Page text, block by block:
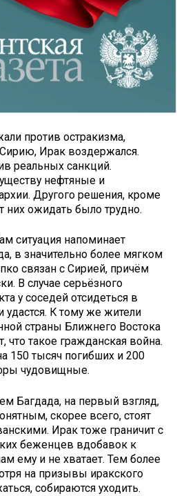
против остракизма,
Ирак воздержался.
реальных санкций.
нефтяные и
Другого решения, кроме
них ожидать было трудно.
ситуация напоминает
в значительно более мягком
связан с Сирией, причём
В случае серьёзного
у соседей отсидеться в
К тому же жители
страны Ближнего Востока
такое гражданская война.
150 тысяч погибших и 200
чудовищные.
Багдада, на первый взгляд,
скорее всего, стоят
Ирак тоже граничит с
беженцев вдобавок к
ему и не хватает. Тем более
на призывы иракского
собираются уходить.